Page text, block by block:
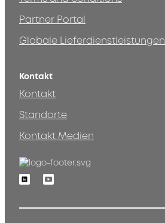
Partner Portal
Globale Lieferdienstleistungen
Kontakt
Kontakt
Standorte
Kontakt Medien
LinkedinYoutube